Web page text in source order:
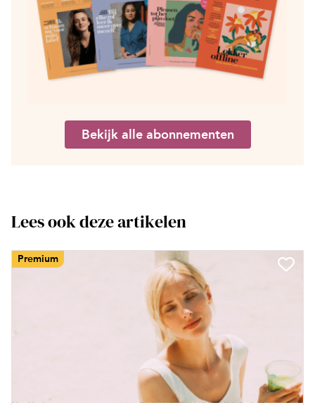
Bekijk alle abonnementen
Lees ook deze artikelen
Premium